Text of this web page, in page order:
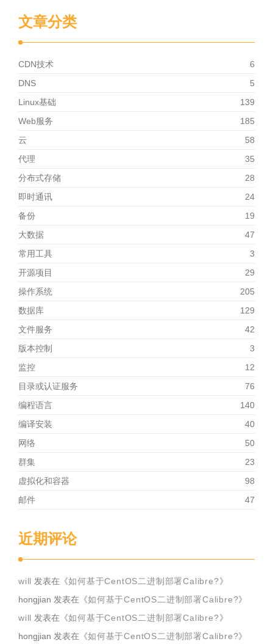
文章分类
CDN技术
6
DNS
5
Linux基础
139
Web服务
185
云
58
代理
35
分布式存储
28
即时通讯
24
备份
19
大数据
47
常用工具
3
开源项目
29
操作系统
205
数据库
129
文件服务
42
版本控制
3
监控
12
目录或认证服务
76
编程语言
140
编译安装
40
网络
50
群集
23
虚拟化和容器
98
邮件
47
近期评论
will 发表在《如何基于CentOS二进制部署Calibre?》
hongjian 发表在《如何基于CentOS二进制部署Calibre?》
will 发表在《如何基于CentOS二进制部署Calibre?》
hongjian 发表在《如何基于CentOS二进制部署Calibre?》